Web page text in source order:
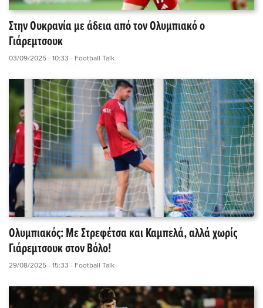
Στην Ουκρανία με άδεια από τον Ολυμπιακό ο
Γιάρεμτσουκ
03/09/2025 - 10:33 - Football Talk
Ολυμπιακός: Με Στρεφέτσα και Καμπελά, αλλά χωρίς
Γιάρεμτσουκ στον Βόλο!
29/08/2025 - 15:33 - Football Talk